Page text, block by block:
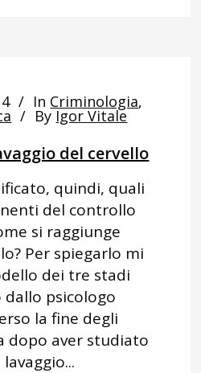
In Criminologia,
By Igor Vitale
del cervello
quindi, quali
del controllo
si raggiunge
Per spiegarlo mi
dei tre stadi
dallo psicologo
la fine degli
dopo aver studiato